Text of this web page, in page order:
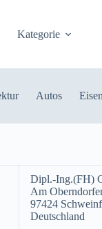
Kategorie
Autos
Dipl.-Ing.(FH)
Am
97424
Deutschland